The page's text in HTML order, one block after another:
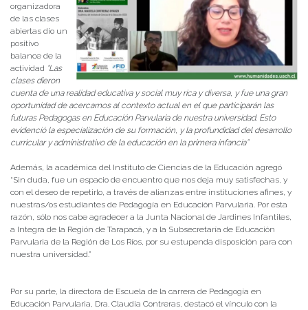
organizadora
de las clases
abiertas dio un
positivo
balance de la
actividad “Las
clases dieron
cuenta de una realidad educativa y social muy rica y diversa, y fue una gran
oportunidad de acercarnos al contexto actual en el que participarán las
futuras Pedagogas en Educación Parvularia de nuestra universidad. Esto
evidenció la especialización de su formación, y la profundidad del desarrollo
curricular y administrativo de la educación en la primera infancia”
Además, la académica del Instituto de Ciencias de la Educación agregó
“Sin duda, fue un espacio de encuentro que nos deja muy satisfechas, y
con el deseo de repetirlo, a través de alianzas entre instituciones afines, y
nuestras/os estudiantes de Pedagogía en Educación Parvularia. Por esta
razón, sólo nos cabe agradecer a la Junta Nacional de Jardines Infantiles,
a Integra de la Región de Tarapacá, y a la Subsecretaría de Educación
Parvularia de la Región de Los Ríos, por su estupenda disposición para con
nuestra universidad.”
Por su parte, la directora de Escuela de la carrera de Pedagogía en
Educación Parvularia, Dra. Claudia Contreras, destacó el vínculo con la